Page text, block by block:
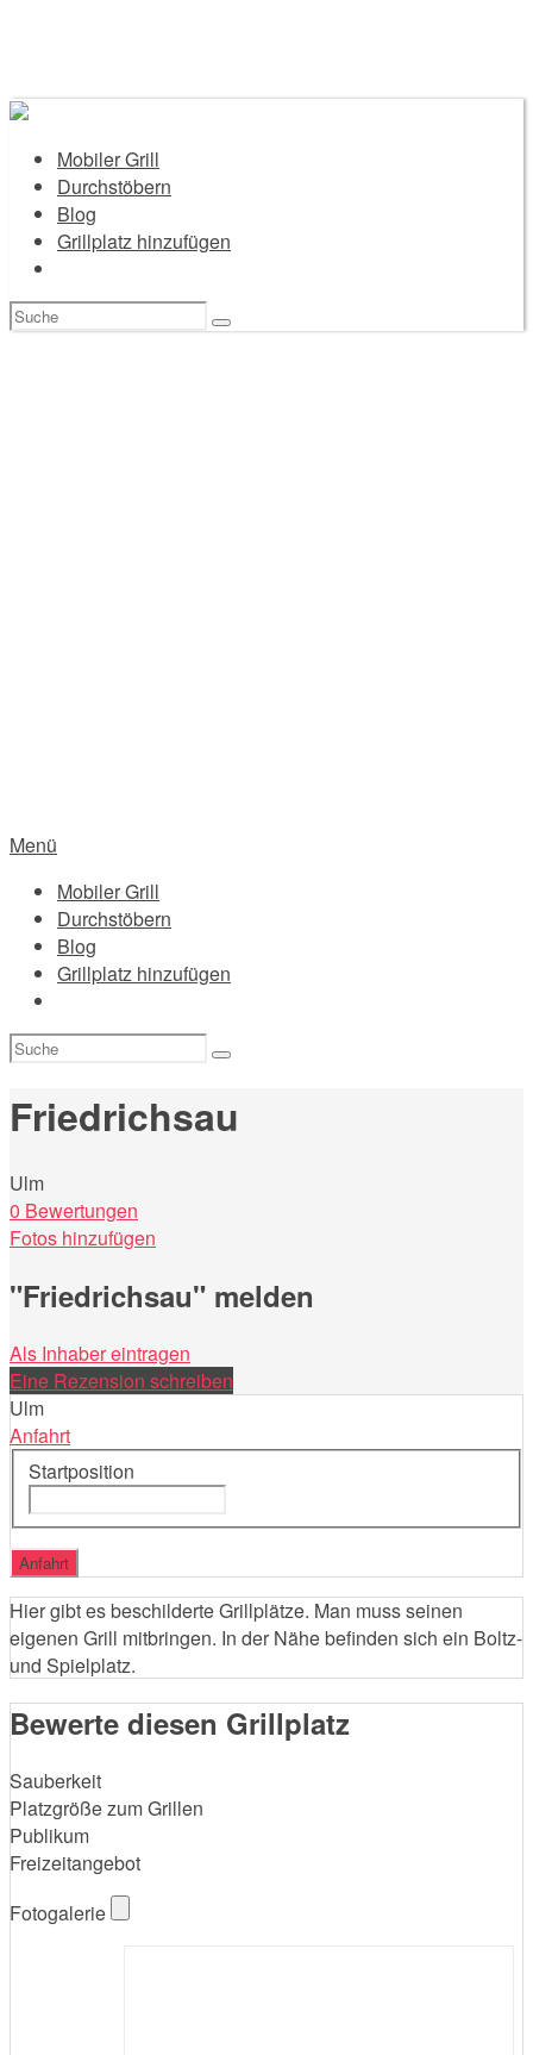
Mobiler Grill
Durchstöbern
Blog
Grillplatz hinzufügen
Suchen
nach:
Menü
Mobiler Grill
Durchstöbern
Blog
Grillplatz hinzufügen
Suchen
Friedrichsau
Ulm
0 Bewertungen
Fotos hinzufügen
"Friedrichsau" melden
Als Inhaber eintragen
Eine Rezension schreiben
Ulm
Anfahrt
Startposition
Hier gibt es beschilderte Grillplätze. Man muss seinen
eigenen Grill mitbringen. In der Nähe befinden sich ein Boltz-
und Spielplatz.
Bewerte diesen Grillplatz
Sauberkeit
Platzgröße zum Grillen
Publikum
Freizeitangebot
Fotogalerie